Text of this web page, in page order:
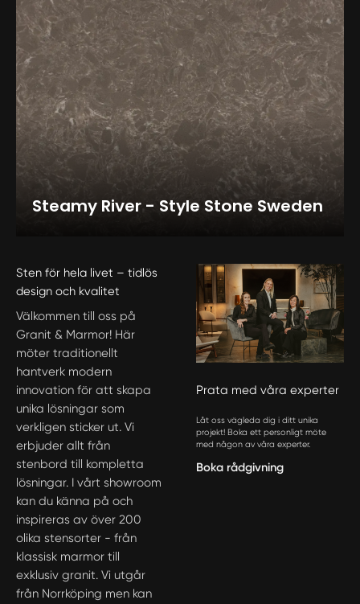
Steamy River - Style Stone Sweden
Sten för hela livet – tidlös
design och kvalitet
Välkommen till oss på
Granit & Marmor! Här
möter traditionellt
hantverk modern
innovation för att skapa
unika lösningar som
verkligen sticker ut. Vi
erbjuder allt från
stenbord till kompletta
lösningar. I vårt showroom
kan du känna på och
inspireras av över 200
olika stensorter - från
klassisk marmor till
exklusiv granit. Vi utgår
från Norrköping men kan
Prata med våra experter
Låt oss vägleda dig i ditt unika
projekt! Boka ett personligt möte
med någon av våra experter.
Boka rådgivning